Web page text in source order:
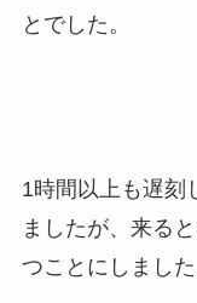
とでした。
1時間以上も遅刻
ましたが、来る
つことにしました